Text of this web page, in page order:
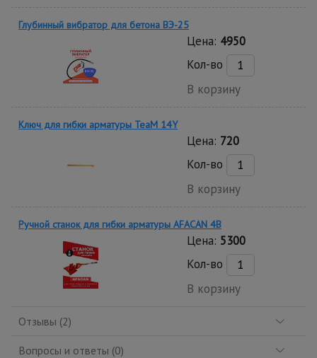
Глубинный вибратор для бетона ВЭ-25
Цена: 4950
Кол-во
В корзину
Ключ для гибки арматуры TeaM 14Y
Цена: 720
Кол-во
В корзину
Ручной станок для гибки арматуры AFACAN 4B
Цена: 5300
Кол-во
В корзину
Отзывы (2)
Вопросы и ответы (0)